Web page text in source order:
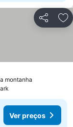
Partilhar
montanha
Ver preços